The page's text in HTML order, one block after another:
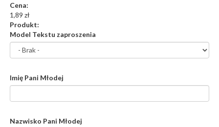
Cena:
1,89 zł
Produkt:
Model Tekstu zaproszenia
Imię Pani Młodej
Nazwisko Pani Młodej